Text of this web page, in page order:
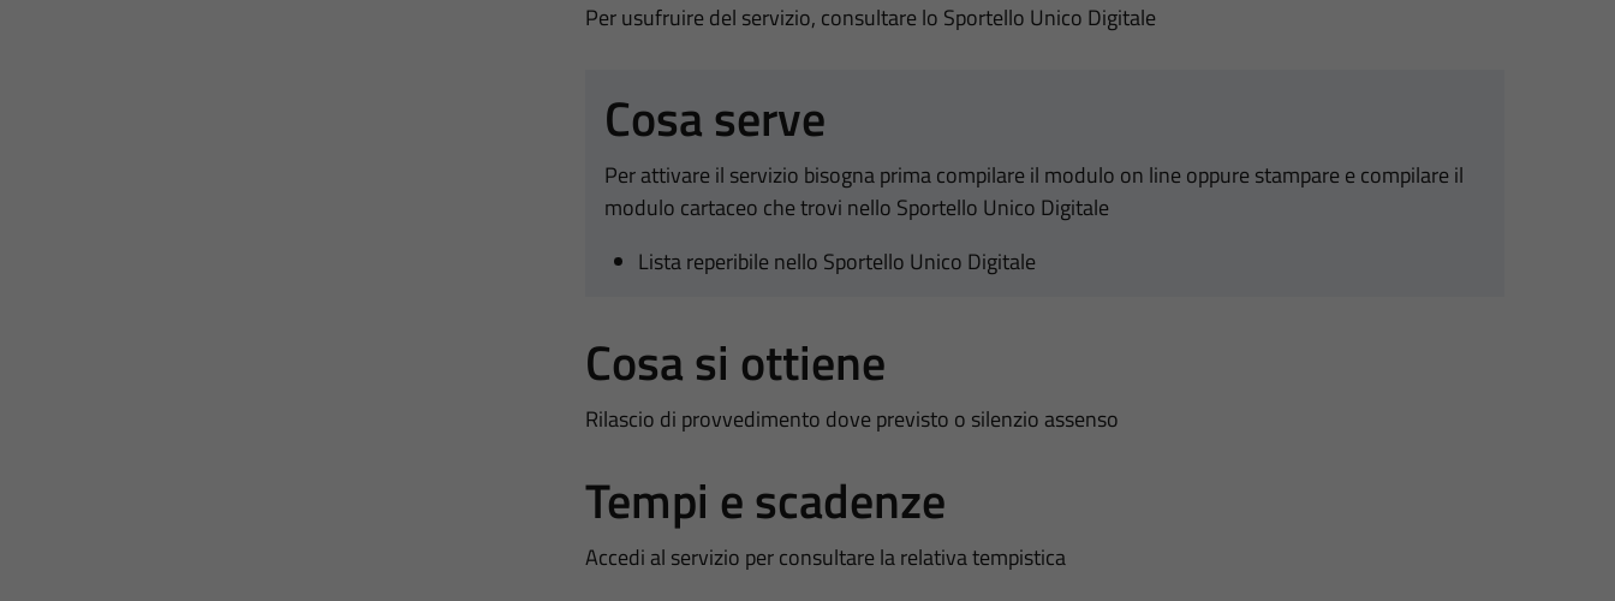
Per usufruire del servizio, consultare lo Sportello Unico Digitale
Cosa serve
Per attivare il servizio bisogna prima compilare il modulo on line oppure stampare e compilare il
modulo cartaceo che trovi nello Sportello Unico Digitale
Lista reperibile nello Sportello Unico Digitale
Cosa si ottiene
Rilascio di provvedimento dove previsto o silenzio assenso
Tempi e scadenze
Accedi al servizio per consultare la relativa tempistica